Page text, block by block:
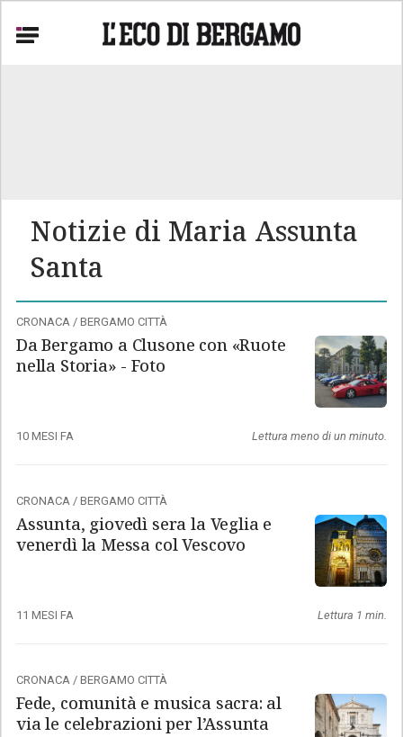
Notizie di Maria Assunta
Santa
CRONACA / BERGAMO CITTÀ
Da Bergamo a Clusone con «Ruote
nella Storia» - Foto
10 MESI FA Lettura meno di un minuto.
CRONACA / BERGAMO CITTÀ
Assunta, giovedì sera la Veglia e
venerdì la Messa col Vescovo
11 MESI FA Lettura 1 min.
CRONACA / BERGAMO CITTÀ
Fede, comunità e musica sacra: al
via le celebrazioni per l’Assunta